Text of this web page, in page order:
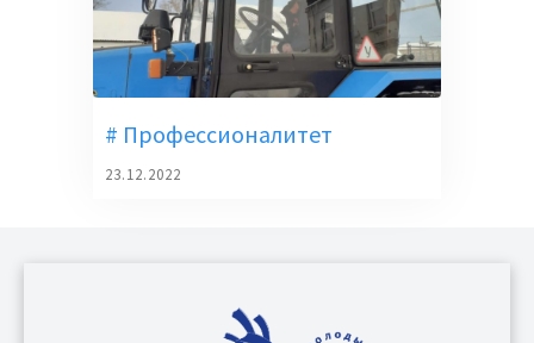
# Профессионалитет
23.12.2022